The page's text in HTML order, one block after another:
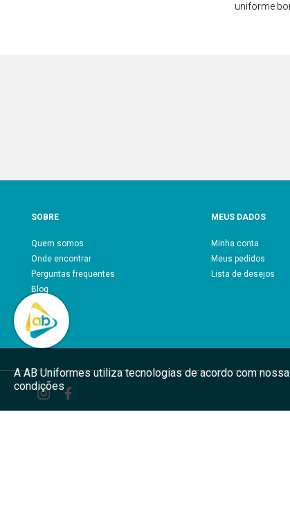
uniforme
SOBRE
Quem somos
Onde encontrar
Perguntas frequentes
Blog
MEUS DADOS
Minha conta
Meus pedidos
Lista de desejos
A AB Uniformes utiliza tecnologias de acordo com
condições